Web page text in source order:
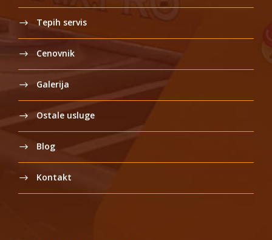
Tepih servis
Cenovnik
Galerija
Ostale usluge
Blog
Kontakt